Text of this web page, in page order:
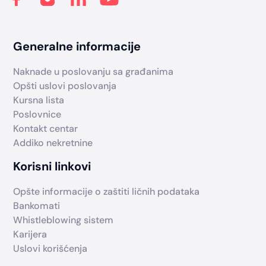
Generalne informacije
Naknade u poslovanju sa građanima
Opšti uslovi poslovanja
Kursna lista
Poslovnice
Kontakt centar
Addiko nekretnine
Korisni linkovi
Opšte informacije o zaštiti ličnih podataka
Bankomati
Whistleblowing sistem
Karijera
Uslovi korišćenja